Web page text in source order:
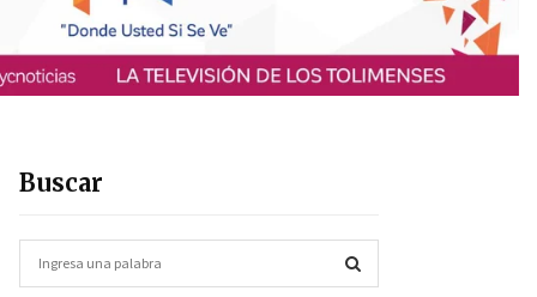
Buscar